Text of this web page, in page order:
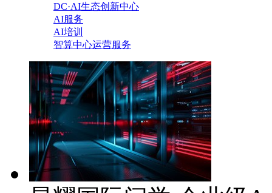
DC·AI生态创新中心
AI服务
AI培训
智算中心运营服务